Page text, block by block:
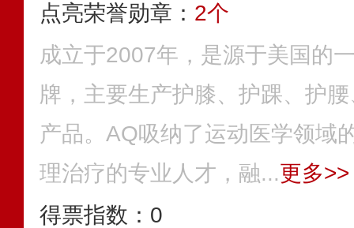
点亮荣誉勋章： 2个
成立于2007年，是源于美国的
牌，主要生产护膝、护踝、护
产品。AQ吸纳了运动医学领域
理治疗的专业人才，融...更多>>
得票指数： 0